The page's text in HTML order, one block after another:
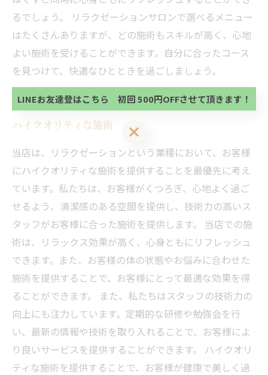
るでしょう。 リラクゼーションサロンで選べるメニュー
はたくさんありますが、どの施術もスキルが高く、心地
よい施術を受けることができます。自分に合ったコース
を見つけて、快適なひとときを過ごしましょう。
ハイクオリティな施術
当店は、リラクゼーションという業種において、お客様
にハイクオリティな施術を提供することを最優先に考え
ています。私たちは、お客様がくつろぎ、心地よく過ご
せるよう、清潔感のある空間を提供し、技術力の高いス
タッフがお客様に合った施術を提供します。 当店での施
術は、リラックス効果が高く、心身ともにリフレッシュ
できます。また、お客様の体の状態やお悩みに合わせた
施術を提供することで、お客様にとって最適な効果を得
ることができます。 また、私たちはスタッフの技術力の
向上にも注力しています。定期的な研修や勉強会を行
い、最新の情報や技術を取り入れることで、お客様によ
り良いサービスを提供することができます。 ハイクオリ
ティな施術を提供することで、お客様が健康で美しく過
当サロンの公式LINE@にお友達登録頂いたお客様は
初回 500円OFFさせて頂きます。 既に 追加済の
方、不必要な方 お手数ですが、✖印でお閉じ下さ
い。
LINEお友達登はこちら 初回 500円OFFさせて頂きます！
当サロンの公式LINE@にお友達登録頂いたお客様は
初回 500円OFFさせて頂きます。 既に 追加済の
方、不必要な方 お手数ですが、✖印でお閉じ下さ
い。
LINEお友達登はこちら 初回 500円OFFさせて頂きます！